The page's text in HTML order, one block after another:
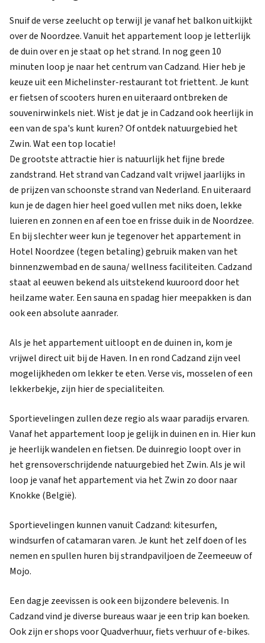
Snuif de verse zeelucht op terwijl je vanaf het balkon uitkijkt
over de Noordzee. Vanuit het appartement loop je letterlijk
de duin over en je staat op het strand. In nog geen 10
minuten loop je naar het centrum van Cadzand. Hier heb je
keuze uit een Michelinster-restaurant tot friettent. Je kunt
er fietsen of scooters huren en uiteraard ontbreken de
souvenirwinkels niet. Wist je dat je in Cadzand ook heerlijk in
een van de spa's kunt kuren? Of ontdek natuurgebied het
Zwin. Wat een top locatie!
De grootste attractie hier is natuurlijk het fijne brede
zandstrand. Het strand van Cadzand valt vrijwel jaarlijks in
de prijzen van schoonste strand van Nederland. En uiteraard
kun je de dagen hier heel goed vullen met niks doen, lekke
luieren en zonnen en af een toe en frisse duik in de Noordzee.
En bij slechter weer kun je tegenover het appartement in
Hotel Noordzee (tegen betaling) gebruik maken van het
binnenzwembad en de sauna/ wellness faciliteiten. Cadzand
staat al eeuwen bekend als uitstekend kuuroord door het
heilzame water. Een sauna en spadag hier meepakken is dan
ook een absolute aanrader.
Als je het appartement uitloopt en de duinen in, kom je
vrijwel direct uit bij de Haven. In en rond Cadzand zijn veel
mogelijkheden om lekker te eten. Verse vis, mosselen of een
lekkerbekje, zijn hier de specialiteiten.
Sportievelingen zullen deze regio als waar paradijs ervaren.
Vanaf het appartement loop je gelijk in duinen en in. Hier kun
je heerlijk wandelen en fietsen. De duinregio loopt over in
het grensoverschrijdende natuurgebied het Zwin. Als je wil
loop je vanaf het appartement via het Zwin zo door naar
Knokke (België).
Sportievelingen kunnen vanuit Cadzand: kitesurfen,
windsurfen of catamaran varen. Je kunt het zelf doen of les
nemen en spullen huren bij strandpaviljoen de Zeemeeuw of
Mojo.
Een dagje zeevissen is ook een bijzondere belevenis. In
Cadzand vind je diverse bureaus waar je een trip kan boeken.
Ook zijn er shops voor Quadverhuur, fiets verhuur of e-bikes.